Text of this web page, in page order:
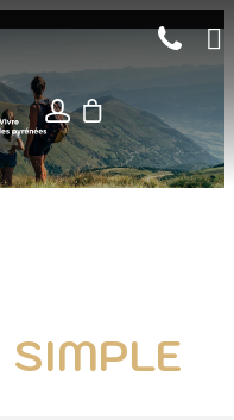
SIMPLE